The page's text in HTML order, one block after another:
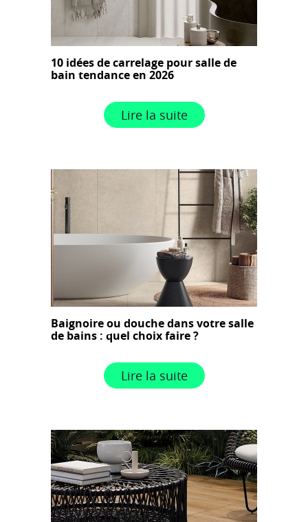
10 idées de carrelage pour salle de
bain tendance en 2026
Lire la suite
Baignoire ou douche dans votre salle
de bains : quel choix faire ?
Lire la suite